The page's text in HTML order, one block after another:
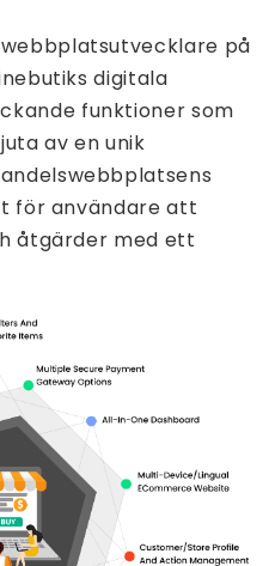
på
digitala
funktioner som
av en unik
för användare att
åtgärder med ett